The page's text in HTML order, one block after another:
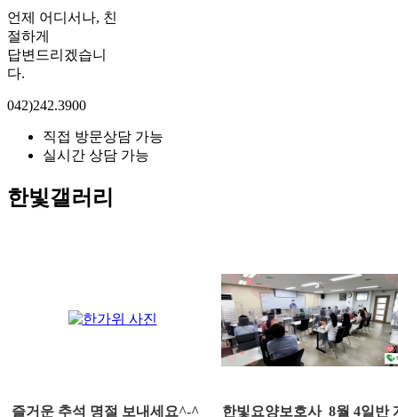
언제 어디서나, 친
절하게
답변드리겠습니
다.
042)242.3900
직접 방문상담 가능
실시간 상담 가능
한빛갤러리
즐거운 추석 명절 보내세요^-^